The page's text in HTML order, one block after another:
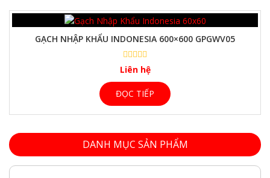
GẠCH NHẬP KHẨU INDONESIA 600×600 GPGWV05
Liên hệ
ĐỌC TIẾP
DANH MỤC SẢN PHẨM